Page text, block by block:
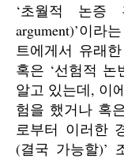
‘초월적 논증
argument)’이라
트에게서 유래
혹은 ‘선험적 논
알고 있는데, 이
험을 했거나 혹
로부터 이러한
(결국 가능할)’